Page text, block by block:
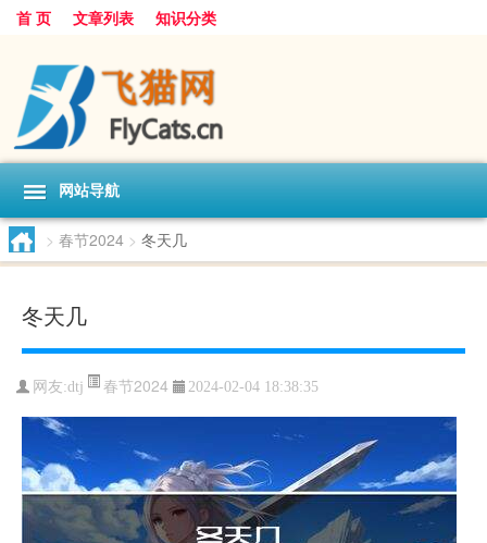
首 页 文章列表 知识分类
网站导航
> 春节2024 > 冬天几
冬天几
网友:dtj 春节2024 2024-02-04 18:38:35